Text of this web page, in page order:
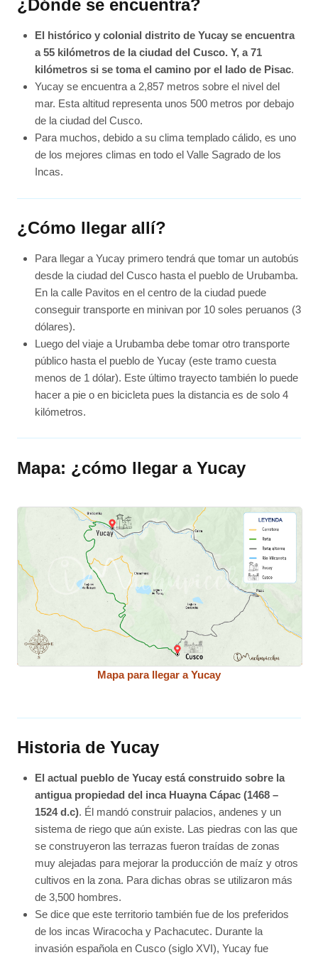
¿Dónde se encuentra?
El histórico y colonial distrito de Yucay se encuentra
a 55 kilómetros de la ciudad del Cusco. Y, a 71
kilómetros si se toma el camino por el lado de Pisac.
Yucay se encuentra a 2,857 metros sobre el nivel del
mar. Esta altitud representa unos 500 metros por debajo
de la ciudad del Cusco.
Para muchos, debido a su clima templado cálido, es uno
de los mejores climas en todo el Valle Sagrado de los
Incas.
¿Cómo llegar allí?
Para llegar a Yucay primero tendrá que tomar un autobús
desde la ciudad del Cusco hasta el pueblo de Urubamba.
En la calle Pavitos en el centro de la ciudad puede
conseguir transporte en minivan por 10 soles peruanos (3
dólares).
Luego del viaje a Urubamba debe tomar otro transporte
público hasta el pueblo de Yucay (este tramo cuesta
menos de 1 dólar). Este último trayecto también lo puede
hacer a pie o en bicicleta pues la distancia es de solo 4
kilómetros.
Mapa: ¿cómo llegar a Yucay
Mapa para llegar a Yucay
Historia de Yucay
El actual pueblo de Yucay está construido sobre la
antigua propiedad del inca Huayna Cápac (1468 –
1524 d.c). Él mandó construir palacios, andenes y un
sistema de riego que aún existe. Las piedras con las que
se construyeron las terrazas fueron traídas de zonas
muy alejadas para mejorar la producción de maíz y otros
cultivos en la zona. Para dichas obras se utilizaron más
de 3,500 hombres.
Se dice que este territorio también fue de los preferidos
de los incas Wiracocha y Pachacutec. Durante la
invasión española en Cusco (siglo XVI), Yucay fue